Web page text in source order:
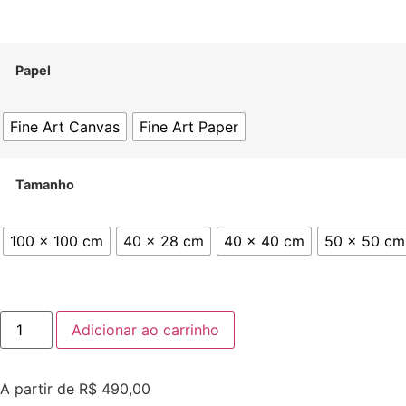
Papel
Fine Art Canvas Fine Art Paper
Tamanho
100 x 100 cm 40 x 28 cm 40 x 40 cm 50 x 50 cm
Índia
quantidade
Adicionar ao carrinho
A partir de R$ 490,00